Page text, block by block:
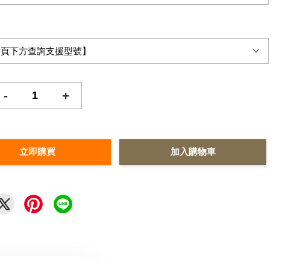
- +
立即購買 加入購物車